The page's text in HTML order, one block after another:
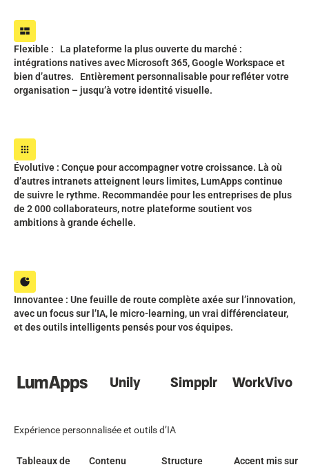
Flexible : La plateforme la plus ouverte du marché :
intégrations natives avec Microsoft 365, Google Workspace et
bien d’autres. Entièrement personnalisable pour refléter votre
organisation – jusqu’à votre identité visuelle.
Évolutive : Conçue pour accompagner votre croissance. Là où
d’autres intranets atteignent leurs limites, LumApps continue
de suivre le rythme. Recommandée pour les entreprises de plus
de 2 000 collaborateurs, notre plateforme soutient vos
ambitions à grande échelle.
Innovantee : Une feuille de route complète axée sur l’innovation,
avec un focus sur l’IA, le micro-learning, un vrai différenciateur,
et des outils intelligents pensés pour vos équipes.
LumApps Unily Simpplr WorkVivo
Expérience personnalisée et outils d’IA
Tableaux de
Contenu
Structure
Accent mis sur